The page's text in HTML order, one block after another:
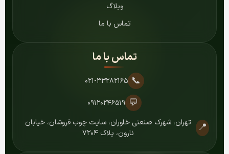
وبلاگ
تماس با ما
تماس با ما
📞 ۰۲۱-۳۳۲۸۲۱۶۵
💬 ۰۹۱۲۰۲۴۶۵۱۹
📍
تهران، شهرک صنعتی خاوران، سایت چوب فروشان، خیابان
نارون، پلاک ۷۲۰۴